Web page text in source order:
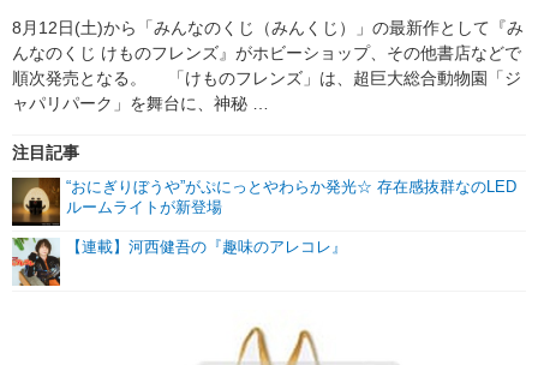
声優 コスプレ
舞台 新帝スタ
動画
連載・ブログ一覧 コラム
編集部ブログ・お知らせ
8月12日(土)から「みんなのくじ（みんくじ）」の最新作として『み
んなのくじ けものフレンズ』がホビーショップ、その他書店などで
順次発売となる。 「けものフレンズ」は、超巨大総合動物園「ジ
ャパリパーク」を舞台に、神秘 …
注目記事
“おにぎりぼうや”がぷにっとやわらか発光☆ 存在感抜群なのLED
ルームライトが新登場
【連載】河西健吾の『趣味のアレコレ』